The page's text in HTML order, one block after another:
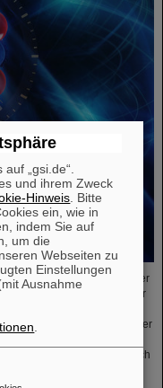
Schritt zu einer
europäischen Röntgenlaser
des Elements Scandium
eine Genauigkeit von einer
ist rund tausendmal
Das Team, zu dem auch
....
„gsi.de“.
und ihrem Zweck
Hinweis . Bitte
ein, wie in
indem Sie auf
um die
Webseiten zu
Einstellungen
Ausnahme